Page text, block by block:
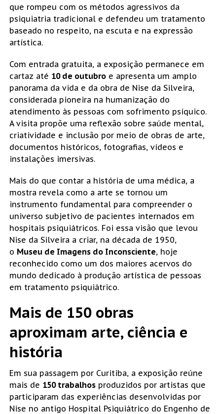
que rompeu com os métodos agressivos da
psiquiatria tradicional e defendeu um tratamento
baseado no respeito, na escuta e na expressão
artística.
Com entrada gratuita, a exposição permanece em
cartaz até 10 de outubro e apresenta um amplo
panorama da vida e da obra de Nise da Silveira,
considerada pioneira na humanização do
atendimento às pessoas com sofrimento psíquico.
A visita propõe uma reflexão sobre saúde mental,
criatividade e inclusão por meio de obras de arte,
documentos históricos, fotografias, vídeos e
instalações imersivas.
Mais do que contar a história de uma médica, a
mostra revela como a arte se tornou um
instrumento fundamental para compreender o
universo subjetivo de pacientes internados em
hospitais psiquiátricos. Foi essa visão que levou
Nise da Silveira a criar, na década de 1950,
o Museu de Imagens do Inconsciente, hoje
reconhecido como um dos maiores acervos do
mundo dedicado à produção artística de pessoas
em tratamento psiquiátrico.
Mais de 150 obras
aproximam arte, ciência e
história
Em sua passagem por Curitiba, a exposição reúne
mais de 150 trabalhos produzidos por artistas que
participaram das experiências desenvolvidas por
Nise no antigo Hospital Psiquiátrico do Engenho de